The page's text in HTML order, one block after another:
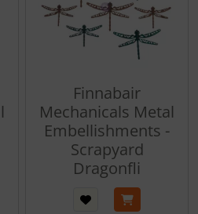
Finnabair
Mechanicals Metal
Embellishments -
Scrapyard
Dragonfli